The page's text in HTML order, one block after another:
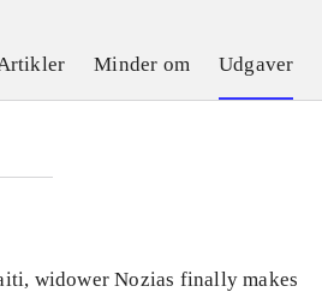
Minder om Udgaver
widower Nozias finally makes